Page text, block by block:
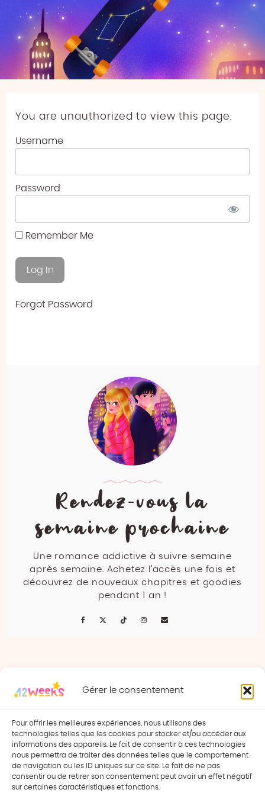
Gérer le consentement
Pour offrir les meilleures expériences, nous utilisons des
technologies telles que les cookies pour stocker et/ou accéder aux
informations des appareils. Le fait de consentir à ces technologies
nous permettra de traiter des données telles que le comportement
de navigation ou les ID uniques sur ce site. Le fait de ne pas
consentir ou de retirer son consentement peut avoir un effet négatif
sur certaines caractéristiques et fonctions.
You are unauthorized to view this page.
Username
Password
Remember Me
Forgot Password
Rendez-vous la
semaine prochaine
Une romance addictive à suivre semaine
après semaine. Achetez l’accès une fois et
découvrez de nouveaux chapitres et goodies
pendant 1 an !
NAVIGATION
DE
EPISODE 13 EPISODE 15
POLITIQUE DE CONFIDENTIALITE
CONDITIONS GENERALES DE VENTE
MENTIONS LEGALES